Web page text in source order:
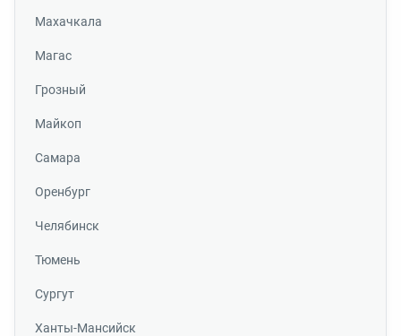
Махачкала
Магас
Грозный
Майкоп
Самара
Оренбург
Челябинск
Тюмень
Сургут
Ханты-Мансийск